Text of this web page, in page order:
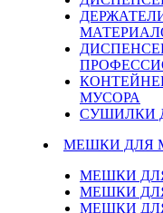
МУСОРА
СУШИЛКИ
МЕШКИ ДЛЯ
МЕШКИ
МЕШКИ
МЕШКИ